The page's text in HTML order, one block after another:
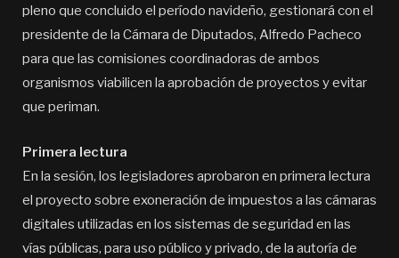
pleno que concluido el período navideño, gestionará con el
presidente de la Cámara de Diputados, Alfredo Pacheco
para que las comisiones coordinadoras de ambos
organismos viabilicen la aprobación de proyectos y evitar
que periman.
Primera lectura
En la sesión, los legisladores aprobaron en primera lectura
el proyecto sobre exoneración de impuestos a las cámaras
digitales utilizadas en los sistemas de seguridad en las
vías públicas, para uso público y privado, de la autoría de